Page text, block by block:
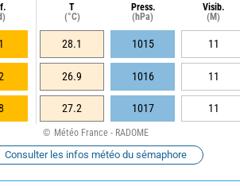
T
(°C)
Press.
(hPa)
Visib.
(M)
28.1 1015 11
26.9 1016 11
27.2 1017 11
Météo France - RADOME
Consulter les infos météo du sémaphore